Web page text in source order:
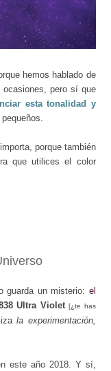
hemos hablado de
ocasiones, pero sí que
esta tonalidad y
porque también
que utilices el color
guarda un misterio: el
Ultra Violet [¿te has
la experimentación,
este año 2018. Y sí,